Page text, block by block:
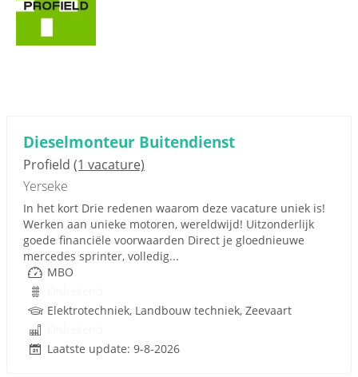
Dieselmonteur Buitendienst
Profield (1 vacature)
Yerseke
In het kort Drie redenen waarom deze vacature uniek is!
Werken aan unieke motoren, wereldwijd! Uitzonderlijk
goede financiële voorwaarden Direct je gloednieuwe
mercedes sprinter, volledig...
MBO
Elektrotechniek, Landbouw techniek, Zeevaart
Laatste update: 9-8-2026